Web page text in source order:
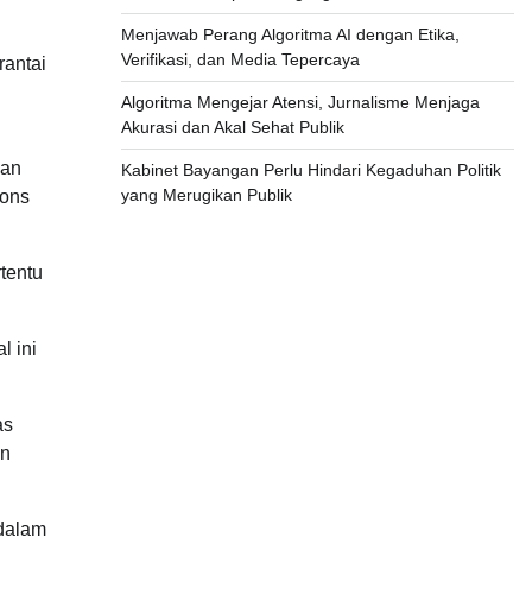
ini
Menjawab Perang Algoritma AI dengan Etika,
Verifikasi, dan Media Tepercaya
Algoritma Mengejar Atensi, Jurnalisme Menjaga
Akurasi dan Akal Sehat Publik
Kabinet Bayangan Perlu Hindari Kegaduhan Politik
yang Merugikan Publik